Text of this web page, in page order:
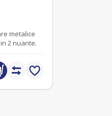
in 2 nuante.